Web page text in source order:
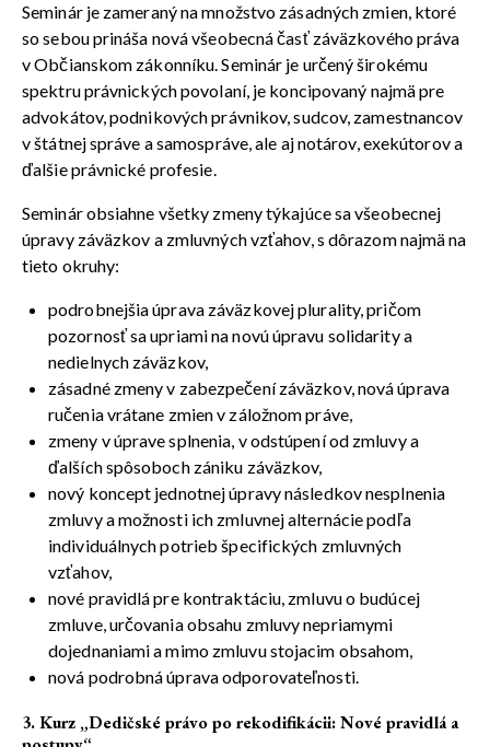
Seminár je zameraný na množstvo zásadných zmien, ktoré
so sebou prináša nová všeobecná časť záväzkového práva
v Občianskom zákonníku. Seminár je určený širokému
spektru právnických povolaní, je koncipovaný najmä pre
advokátov, podnikových právnikov, sudcov, zamestnancov
v štátnej správe a samospráve, ale aj notárov, exekútorov a
ďalšie právnické profesie.
Seminár obsiahne všetky zmeny týkajúce sa všeobecnej
úpravy záväzkov a zmluvných vzťahov, s dôrazom najmä na
tieto okruhy:
podrobnejšia úprava záväzkovej plurality, pričom
pozornosť sa upriami na novú úpravu solidarity a
nedielnych záväzkov,
zásadné zmeny v zabezpečení záväzkov, nová úprava
ručenia vrátane zmien v záložnom práve,
zmeny v úprave splnenia, v odstúpení od zmluvy a
ďalších spôsoboch zániku záväzkov,
nový koncept jednotnej úpravy následkov nesplnenia
zmluvy a možnosti ich zmluvnej alternácie podľa
individuálnych potrieb špecifických zmluvných
vzťahov,
nové pravidlá pre kontraktáciu, zmluvu o budúcej
zmluve, určovania obsahu zmluvy nepriamymi
dojednaniami a mimo zmluvu stojacim obsahom,
nová podrobná úprava odporovateľnosti.
3. Kurz „Dedičské právo po rekodifikácii: Nové pravidlá a